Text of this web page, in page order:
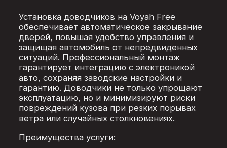
Установка доводчиков на Voyah Free
обеспечивает автоматическое закрывание
дверей, повышая удобство управления и
защищая автомобиль от непредвиденных
ситуаций. Профессиональный монтаж
гарантирует интеграцию с электроникой
авто, сохраняя заводские настройки и
гарантию. Доводчики не только упрощают
эксплуатацию, но и минимизируют риски
повреждений кузова при резких порывах
ветра или случайных столкновениях.
Преимущества услуги: